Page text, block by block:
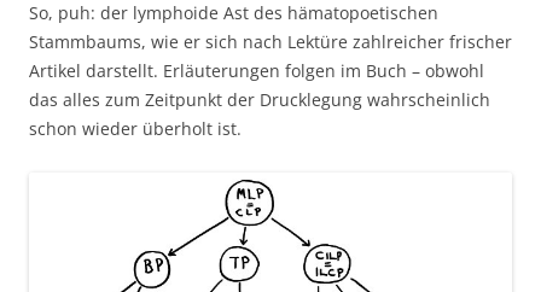
So, puh: der lymphoide Ast des hämatopoetischen
Stammbaums, wie er sich nach Lektüre zahlreicher frischer
Artikel darstellt. Erläuterungen folgen im Buch – obwohl
das alles zum Zeitpunkt der Drucklegung wahrscheinlich
schon wieder überholt ist.